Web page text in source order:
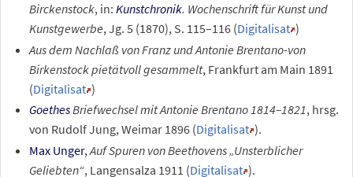
Birckenstock, in: Kunstchronik. Wochenschrift für Kunst und
Kunstgewerbe, Jg. 5 (1870), S. 115–116 (Digitalisat )
Aus dem Nachlaß von Franz und Antonie Brentano-von
Birkenstock pietätvoll gesammelt, Frankfurt am Main 1891
(Digitalisat )
GoethesBriefwechsel mit Antonie Brentano 1814–1821, hrsg.
von Rudolf Jung, Weimar 1896 (Digitalisat ).
Max Unger,Auf Spuren von Beethovens „Unsterblicher
Geliebten“, Langensalza 1911 (Digitalisat ).